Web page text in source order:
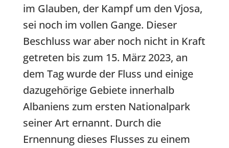
im Glauben, der Kampf um den Vjosa,
sei noch im vollen Gange. Dieser
Beschluss war aber noch nicht in Kraft
getreten bis zum 15. März 2023, an
dem Tag wurde der Fluss und einige
dazugehörige Gebiete innerhalb
Albaniens zum ersten Nationalpark
seiner Art ernannt. Durch die
Ernennung dieses Flusses zu einem